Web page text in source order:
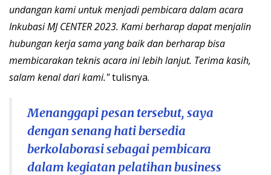
undangan kami untuk menjadi pembicara dalam acara
Inkubasi MJ CENTER 2023. Kami berharap dapat menjalin
hubungan kerja sama yang baik dan berharap bisa
membicarakan teknis acara ini lebih lanjut. Terima kasih,
salam kenal dari kami."tulisnya.
Menanggapi pesan tersebut, saya
dengan senang hati bersedia
berkolaborasi sebagai pembicara
dalam kegiatan pelatihan business